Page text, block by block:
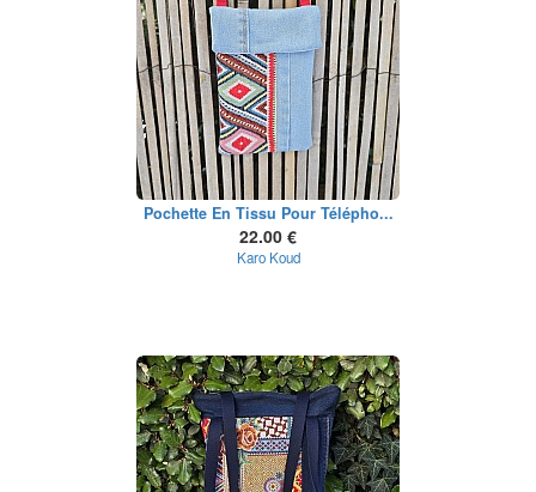
Pochette En Tissu Pour Télépho...
22.00 €
Karo Koud